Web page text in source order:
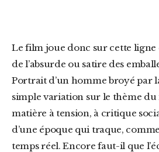
Le film joue donc sur cette ligne de crête. Comédie
de l’absurde ou satire des
Portrait d’un homme broyé par
simple variation sur le thème
matière à tension, à critique
d’une époque qui traque,
temps réel. Encore faut-il que